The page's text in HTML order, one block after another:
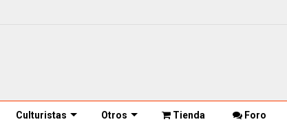
Culturistas Otros Tienda Foro